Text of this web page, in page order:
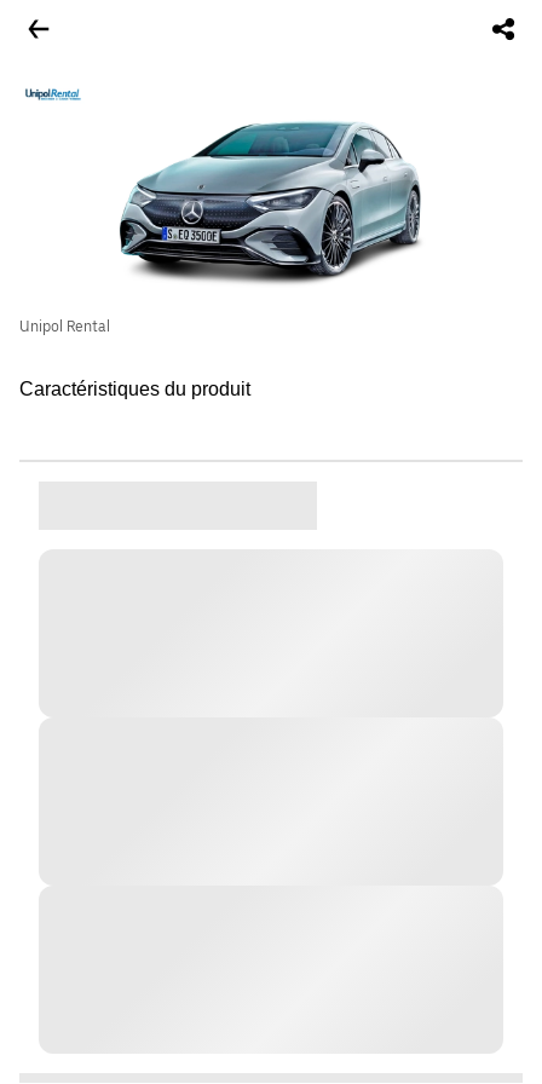
Unipol Rental
Caractéristiques du produit